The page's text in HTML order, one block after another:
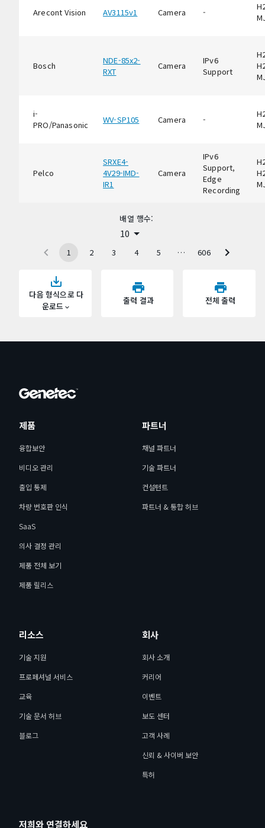
다음 형식으로 다
운로드
출력 결과 전체 출력
Arecont Vision AV3115v1 Camera -
Bosch
NDE-85x2-
RXT
Camera
IPv6
Support
i-
PRO/Panasonic
WV-SP105 Camera -
Pelco
SRXE4-
4V29-IMD-
IR1
Camera
IPv6
Support,
Edge
Recording
배열 행수:
10
1 2 3 4 5 … 606
제품
융합보안
비디오 관리
출입 통제
차량 번호판 인식
SaaS
의사 결정 관리
제품 전체 보기
제품 릴리스
파트너
채널 파트너
기술 파트너
컨설턴트
파트너 & 통합 허브
리소스
기술 지원
프로페셔널 서비스
교육
기술 문서 허브
블로그
회사
회사 소개
커리어
이벤트
보도 센터
고객 사례
신뢰 & 사이버 보안
특허
저희와 연결하세요